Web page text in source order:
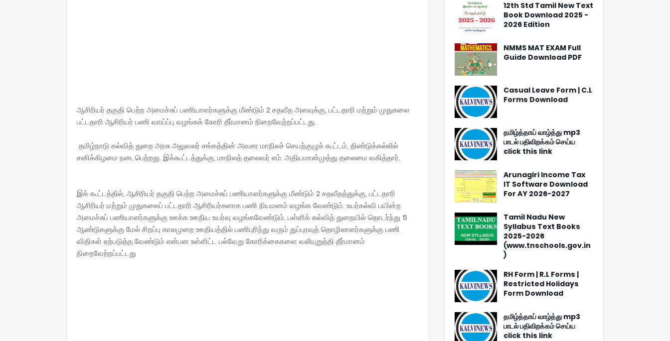
ஆசிரியர் தகுதி பெற்ற அமைச்சுப் பணியாளர்களுக்கு மீண்டும் 2 சதவீத அளவுக்கு, பட்டதாரி மற்றும் முதுகலை
பட்டதாரி ஆசிரியர் பணி வாய்ப்பு வழங்கக் கோரி தீர்மானம் நிறைவேற்றப்பட்டது.
தமிழ்நாடு கல்வித் துறை அரசு அலுவலர் சங்கத்தின் அவசர மாநிலச் செயற்குழுக் கூட்டம், திண்டுக்கல்லில்
சனிக்கிழமை நடைபெற்றது. இக்கூட்டத்துக்கு, மாநிலத் தலைவர் எம். அதியமான்முத்து தலைமை வகித்தார்.
இக் கூட்டத்தில், ஆசிரியர் தகுதி பெற்ற அமைச்சுப் பணியாளர்களுக்கு மீண்டும் 2 சதவீதத்துக்கு, பட்டதாரி
ஆசிரியர் மற்றும் முதுகலைப் பட்டதாரி ஆசிரியர்களாக பணி நியமனம் வழங்க வேண்டும். உயர்கல்வி பயின்ற
அமைச்சுப் பணியாளர்களுக்கு ஊக்க ஊதிய உயர்வு வழங்கவேண்டும். பள்ளிக் கல்வித் துறையில் தொடர்ந்து 5
ஆண்டுகளுக்கு மேல் சிறப்பு காலமுறை ஊதியத்தில் பணிபுரிந்து வரும் துப்புரவுத் தொழிலாளர்களுக்கு பணி
விதிகள் ஏற்படுத்த வேண்டும் என்பன உள்ளிட்ட பல்வேறு கோரிக்கைகளை வலியுறுத்தி தீர்மானம்
நிறைவேற்றப்பட்டது
12th Std Tamil New Text
Book Download 2025 -
2026 Edition
NMMS MAT EXAM Full
Guide Download PDF
Casual Leave Form | C.L
Forms Download
தமிழ்த்தாய் வாழ்த்து mp3
பாடல் பதிவிறக்கம் செய்ய
click this link
Arunagiri Income Tax
IT Software Download
For AY 2026-2027
Tamil Nadu New
Syllabus Text Books
2025-2026
(www.tnschools.gov.in
)
RH Form | R.L Forms |
Restricted Holidays
Form Download
தமிழ்த்தாய் வாழ்த்து mp3
பாடல் பதிவிறக்கம் செய்ய
click this link